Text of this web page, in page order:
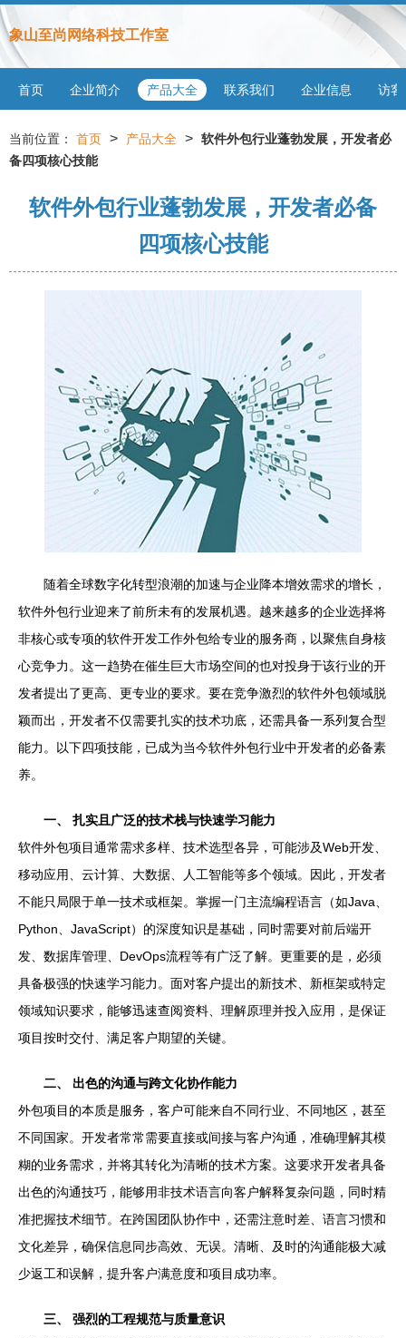
象山至尚网络科技工作室
首页 企业简介 产品大全 联系我们 企业信息 访客
当前位置： 首页 > 产品大全 > 软件外包行业蓬勃发展，开发者必
备四项核心技能
软件外包行业蓬勃发展，开发者必备
四项核心技能
随着全球数字化转型浪潮的加速与企业降本增效需求的增长，
软件外包行业迎来了前所未有的发展机遇。越来越多的企业选择将
非核心或专项的软件开发工作外包给专业的服务商，以聚焦自身核
心竞争力。这一趋势在催生巨大市场空间的也对投身于该行业的开
发者提出了更高、更专业的要求。要在竞争激烈的软件外包领域脱
颖而出，开发者不仅需要扎实的技术功底，还需具备一系列复合型
能力。以下四项技能，已成为当今软件外包行业中开发者的必备素
养。
一、 扎实且广泛的技术栈与快速学习能力
软件外包项目通常需求多样、技术选型各异，可能涉及Web开发、
移动应用、云计算、大数据、人工智能等多个领域。因此，开发者
不能只局限于单一技术或框架。掌握一门主流编程语言（如Java、
Python、JavaScript）的深度知识是基础，同时需要对前后端开
发、数据库管理、DevOps流程等有广泛了解。更重要的是，必须
具备极强的快速学习能力。面对客户提出的新技术、新框架或特定
领域知识要求，能够迅速查阅资料、理解原理并投入应用，是保证
项目按时交付、满足客户期望的关键。
二、 出色的沟通与跨文化协作能力
外包项目的本质是服务，客户可能来自不同行业、不同地区，甚至
不同国家。开发者常常需要直接或间接与客户沟通，准确理解其模
糊的业务需求，并将其转化为清晰的技术方案。这要求开发者具备
出色的沟通技巧，能够用非技术语言向客户解释复杂问题，同时精
准把握技术细节。在跨国团队协作中，还需注意时差、语言习惯和
文化差异，确保信息同步高效、无误。清晰、及时的沟通能极大减
少返工和误解，提升客户满意度和项目成功率。
三、 强烈的工程规范与质量意识